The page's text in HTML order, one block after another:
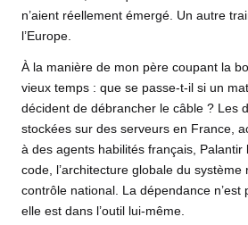
n’aient réellement émergé. Un autre
l’Europe.
À la manière de mon père coupant la
vieux temps : que se passe-t-il si un
décident de débrancher le câble ? Les
stockées sur des serveurs en France,
à des agents habilités français, Palantir
code, l’architecture globale du
contrôle national. La dépendance n’est
elle est dans l’outil lui-même.